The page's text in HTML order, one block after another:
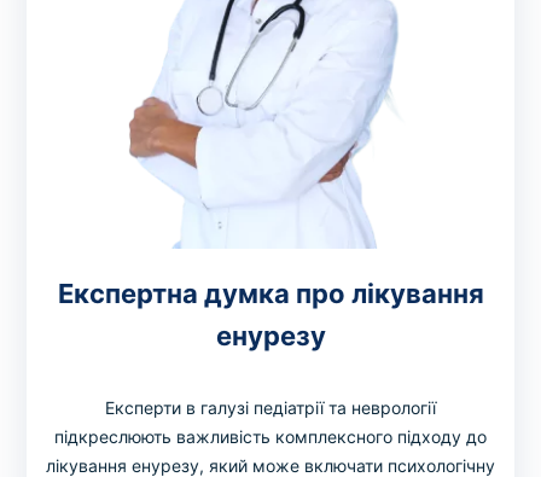
Експертна думка про лікування
енурезу
Експерти в галузі педіатрії та неврології
підкреслюють важливість комплексного підходу до
лікування енурезу, який може включати психологічну